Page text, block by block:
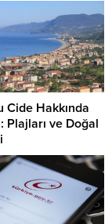
Cide Hakkında
Plajları ve Doğal